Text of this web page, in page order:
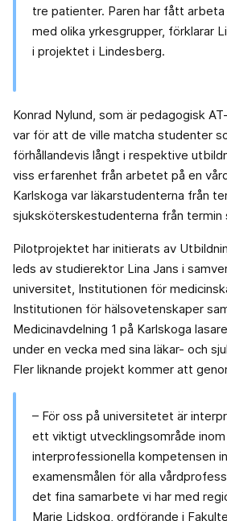
tre patienter. Paren har fått
med olika yrkesgrupper, förklarar
i projektet i Lindesberg.
Konrad Nylund, som är pedagogisk
var för att de ville matcha studenter
förhållandevis långt i respektive
viss erfarenhet från arbetet på en
Karlskoga var läkarstudenterna från
sjuksköterskestudenterna från termin
Pilotprojektet har initierats av
leds av studierektor Lina Jans i
universitet, Institutionen för
Institutionen för hälsovetenskaper
Medicinavdelning 1 på Karlskoga
under en vecka med sina läkar- och
Fler liknande projekt kommer att
– För oss på universitetet är
ett viktigt utvecklingsområde inom
interprofessionella kompetensen
examensmålen för alla
det fina samarbete vi har med
Marie Lidskog, ordförande i